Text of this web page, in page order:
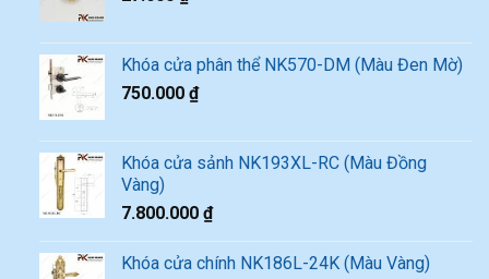
Khóa cửa phân thể NK570-DM (Màu Đen Mờ)
750.000 ₫
Khóa cửa sảnh NK193XL-RC (Màu Đồng
Vàng)
7.800.000 ₫
Khóa cửa chính NK186L-24K (Màu Vàng)